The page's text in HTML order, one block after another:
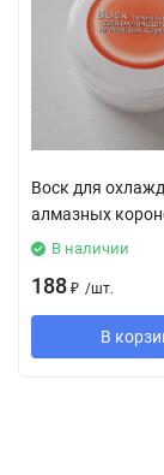
Воск для
алмазных
В наличии
188 ₽ /шт.
В